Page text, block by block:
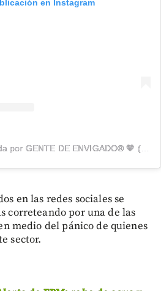
en Instagram
Una publicación compartida por GENTE DE ENVIGADO® 🧡 (@genteenvigado)
en las redes sociales se
correteando por una de las
medio del pánico de quienes
sector.